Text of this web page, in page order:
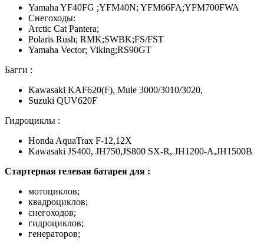
Yamaha YF40FG ;YFM40N; YFM66FA;YFM700FWA
Снегоходы:
Arctic Cat Pantera;
Polaris Rush; RMK;SWBK;FS/FST
Yamaha Vector; Viking;RS90GT
Багги :
Kawasaki KAF620(F), Mule 3000/3010/3020,
Suzuki QUV620F
Гидроциклы :
Honda AquaTrax F-12,12X
Kawasaki JS400, JH750,JS800 SX-R, JH1200-A,JH1500B
Стартерная гелевая батарея для :
мотоциклов;
квадроциклов;
снегоходов;
гидроциклов;
генераторов;